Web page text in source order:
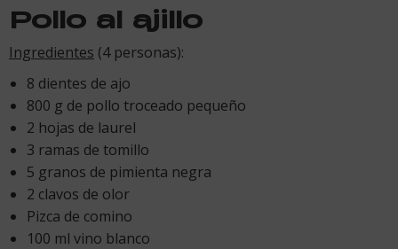
Pollo al ajillo
Ingredientes (4 personas):
8 dientes de ajo
800 g de pollo troceado pequeño
2 hojas de laurel
3 ramas de tomillo
5 granos de pimienta negra
2 clavos de olor
Pizca de comino
100 ml vino blanco